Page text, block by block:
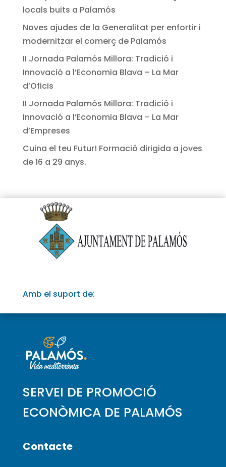
locals buits a Palamós
Noves ajudes de la Generalitat per enfortir i
modernitzar el comerç de Palamós
II Jornada Palamós Millora: Tradició i
Innovació a l’Economia Blava – La Mar
d’Oficis
II Jornada Palamós Millora: Tradició i
Innovació a l’Economia Blava – La Mar
d’Empreses
Cuina el teu Futur! Formació dirigida a joves
de 16 a 29 anys.
Amb el suport de:
SERVEI DE PROMOCIÓ
ECONÒMICA DE PALAMÓS
Contacte